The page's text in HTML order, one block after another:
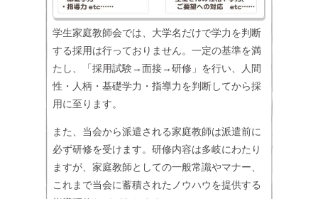
学生家庭教師会では、大学名だけで学力を判断
する採用は行っておりません。一定の基準を満
たし、「採用試験→面接→研修」を行い、人間
性・人柄・基礎学力・指導力を判断してから採
用に至ります。
また、当会から派遣される家庭教師は派遣前に
必ず研修を受けます。研修内容は多岐にわたり
ますが、家庭教師としての一般常識やマナー、
これまで当会に蓄積されたノウハウを提供する